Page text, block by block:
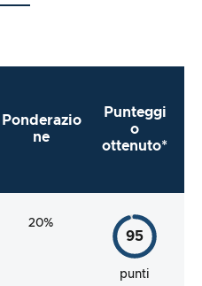
Ponderazio
ne
Punteggi
o
ottenuto*
20%
95
punti